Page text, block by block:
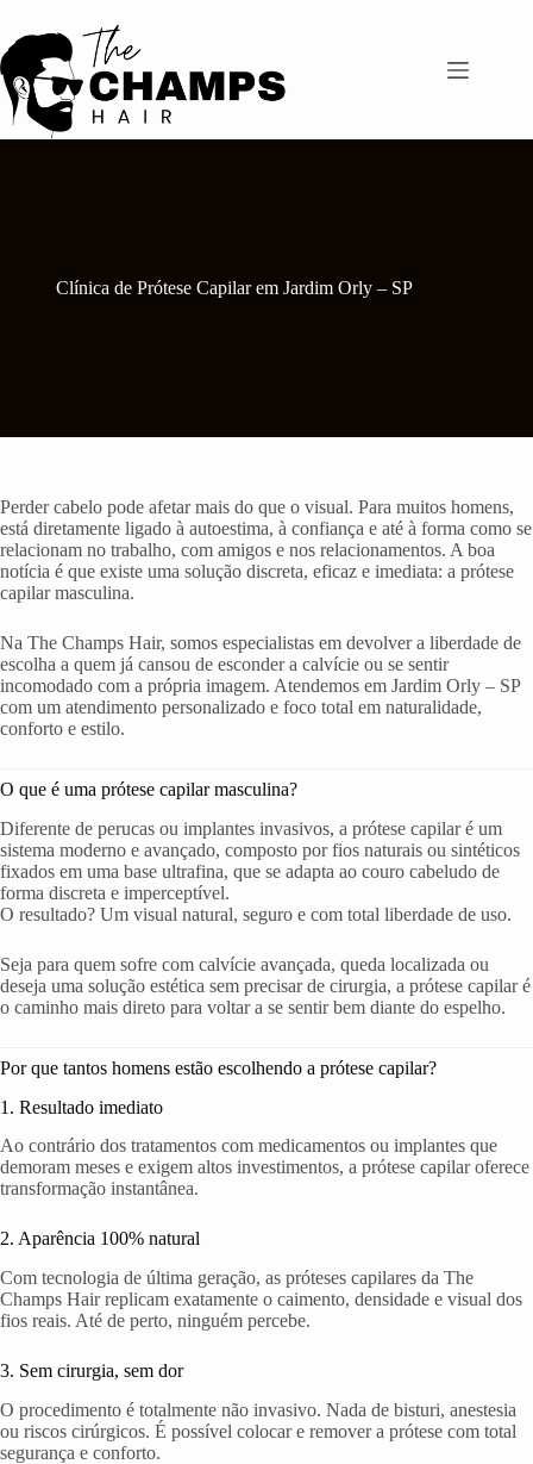
para
o
conteúdo
Clínica de Prótese Capilar em Jardim Orly – SP
Perder cabelo pode afetar mais do que o visual. Para muitos homens,
está diretamente ligado à autoestima, à confiança e até à forma como se
relacionam no trabalho, com amigos e nos relacionamentos. A boa
notícia é que existe uma solução discreta, eficaz e imediata: a prótese
capilar masculina.
Na The Champs Hair, somos especialistas em devolver a liberdade de
escolha a quem já cansou de esconder a calvície ou se sentir
incomodado com a própria imagem. Atendemos em Jardim Orly – SP
com um atendimento personalizado e foco total em naturalidade,
conforto e estilo.
O que é uma prótese capilar masculina?
Diferente de perucas ou implantes invasivos, a prótese capilar é um
sistema moderno e avançado, composto por fios naturais ou sintéticos
fixados em uma base ultrafina, que se adapta ao couro cabeludo de
forma discreta e imperceptível.
O resultado? Um visual natural, seguro e com total liberdade de uso.
Seja para quem sofre com calvície avançada, queda localizada ou
deseja uma solução estética sem precisar de cirurgia, a prótese capilar é
o caminho mais direto para voltar a se sentir bem diante do espelho.
Por que tantos homens estão escolhendo a prótese capilar?
1. Resultado imediato
Ao contrário dos tratamentos com medicamentos ou implantes que
demoram meses e exigem altos investimentos, a prótese capilar oferece
transformação instantânea.
2. Aparência 100% natural
Com tecnologia de última geração, as próteses capilares da The
Champs Hair replicam exatamente o caimento, densidade e visual dos
fios reais. Até de perto, ninguém percebe.
3. Sem cirurgia, sem dor
O procedimento é totalmente não invasivo. Nada de bisturi, anestesia
ou riscos cirúrgicos. É possível colocar e remover a prótese com total
segurança e conforto.